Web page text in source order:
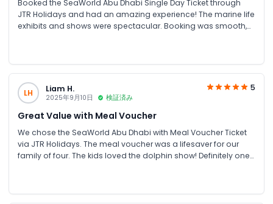
Booked the SeaWorld Abu Dhabi Single Day Ticket through
JTR Holidays and had an amazing experience! The marine life
exhibits and shows were spectacular. Booking was smooth,
LH Liam H.
2025年9月10日 検証済み
5
Great Value with Meal Voucher
We chose the SeaWorld Abu Dhabi with Meal Voucher Ticket
via JTR Holidays. The meal voucher was a lifesaver for our
family of four. The kids loved the dolphin show! Definitely one